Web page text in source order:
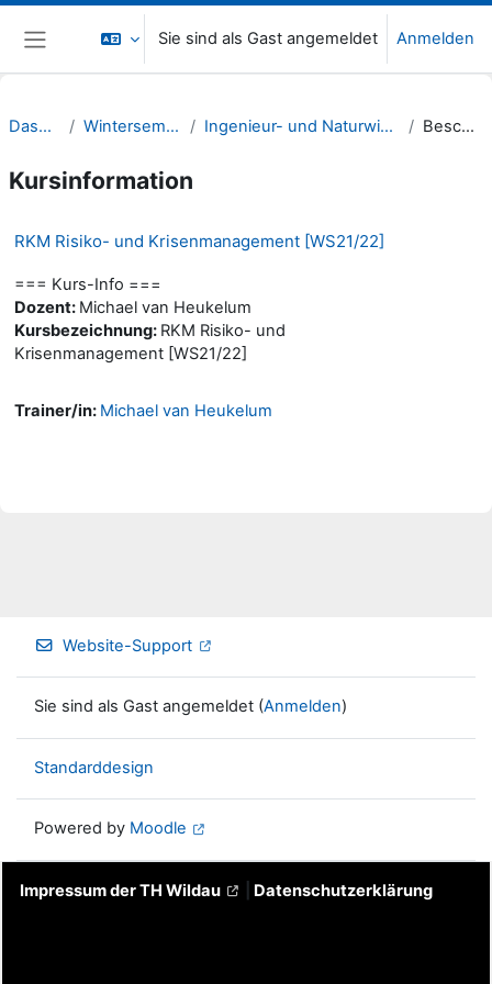
Zum Hauptinhalt
Website-Übersicht
Sie sind als Gast angemeldet Anmelden
Dashboard Wintersemester 21/22 Ingenieur- und Naturwissenschaften (INW) Beschreibung
Kursinformation
RKM Risiko- und Krisenmanagement [WS21/22]
=== Kurs-Info ===
Dozent: Michael van Heukelum
Kursbezeichnung: RKM Risiko- und
Krisenmanagement [WS21/22]
Trainer/in: Michael van Heukelum
Website-Support
Sie sind als Gast angemeldet (Anmelden)
Standarddesign
Powered by Moodle
Impressum der TH Wildau Datenschutzerklärung